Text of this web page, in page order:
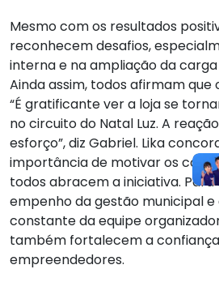
Mesmo com os resultados
reconhecem desafios,
interna e na ampliação da
Ainda assim, todos afirmam
“É gratificante ver a loja se
no circuito do Natal Luz. A
esforço”, diz Gabriel. Lika
importância de motivar os
todos abracem a iniciativa. Para
empenho da gestão municipal
constante da equipe
também fortalecem a
empreendedores.